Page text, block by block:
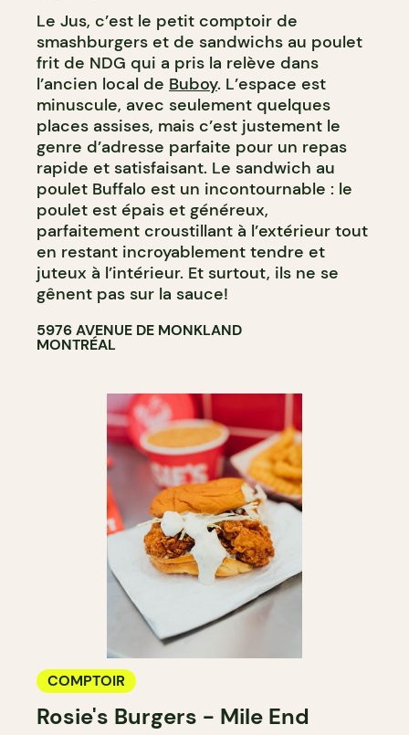
Le Jus, c’est le petit comptoir de
smashburgers et de sandwichs au poulet
frit de NDG qui a pris la relève dans
l’ancien local de Buboy. L’espace est
minuscule, avec seulement quelques
places assises, mais c’est justement le
genre d’adresse parfaite pour un repas
rapide et satisfaisant. Le sandwich au
poulet Buffalo est un incontournable : le
poulet est épais et généreux,
parfaitement croustillant à l’extérieur tout
en restant incroyablement tendre et
juteux à l’intérieur. Et surtout, ils ne se
gênent pas sur la sauce!
5976 AVENUE DE MONKLAND
MONTRÉAL
COMPTOIR
Rosie's Burgers - Mile End